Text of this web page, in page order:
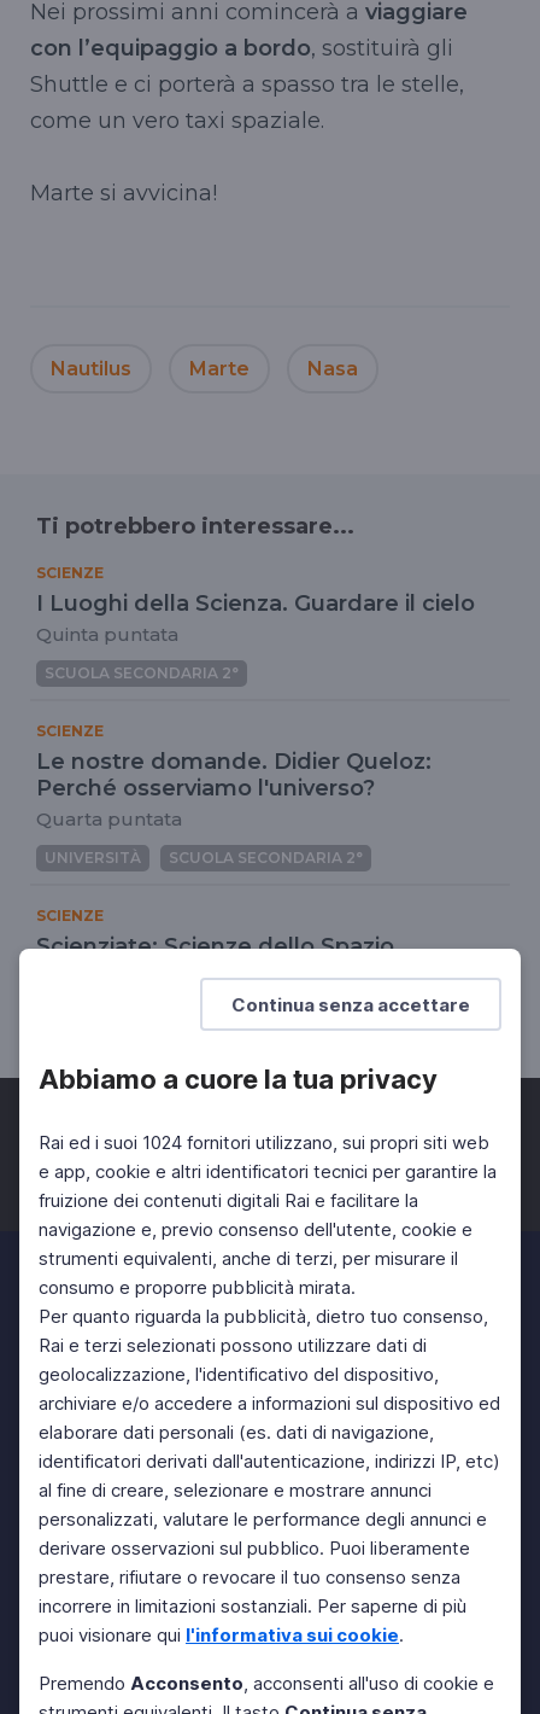
Continua senza accettare
Abbiamo a cuore la tua privacy
Rai ed i suoi 1024 fornitori utilizzano, sui propri siti web
e app, cookie e altri identificatori tecnici per garantire la
fruizione dei contenuti digitali Rai e facilitare la
navigazione e, previo consenso dell'utente, cookie e
strumenti equivalenti, anche di terzi, per misurare il
consumo e proporre pubblicità mirata.
Per quanto riguarda la pubblicità, dietro tuo consenso,
Rai e terzi selezionati possono utilizzare dati di
geolocalizzazione, l'identificativo del dispositivo,
archiviare e/o accedere a informazioni sul dispositivo ed
elaborare dati personali (es. dati di navigazione,
identificatori derivati dall'autenticazione, indirizzi IP, etc)
al fine di creare, selezionare e mostrare annunci
personalizzati, valutare le performance degli annunci e
derivare osservazioni sul pubblico. Puoi liberamente
prestare, rifiutare o revocare il tuo consenso senza
incorrere in limitazioni sostanziali. Per saperne di più
puoi visionare qui l'informativa sui cookie.
Premendo Acconsento, acconsenti all'uso di cookie e
Nei prossimi anni comincerà a viaggiare
con l’equipaggio a bordo, sostituirà gli
Shuttle e ci porterà a spasso tra le stelle,
come un vero taxi spaziale.
Marte si avvicina!
Nautilus Marte Nasa
Ti potrebbero interessare...
SCIENZE
I Luoghi della Scienza. Guardare il cielo
Quinta puntata
SCUOLA SECONDARIA 2°
SCIENZE
Le nostre domande. Didier Queloz:
Perché osserviamo l'universo?
Quarta puntata
UNIVERSITÀ SCUOLA SECONDARIA 2°
SCIENZE
Scienziate: Scienze dello Spazio
SCUOLA SECONDARIA 2°
Facebook Twitter Instagram